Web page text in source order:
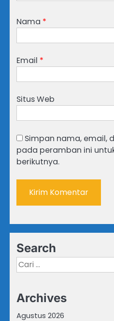
Nama *
Email *
Situs Web
Simpan nama, email,
pada peramban ini
berikutnya.
Search
Cari
untuk:
Archives
Agustus 2026